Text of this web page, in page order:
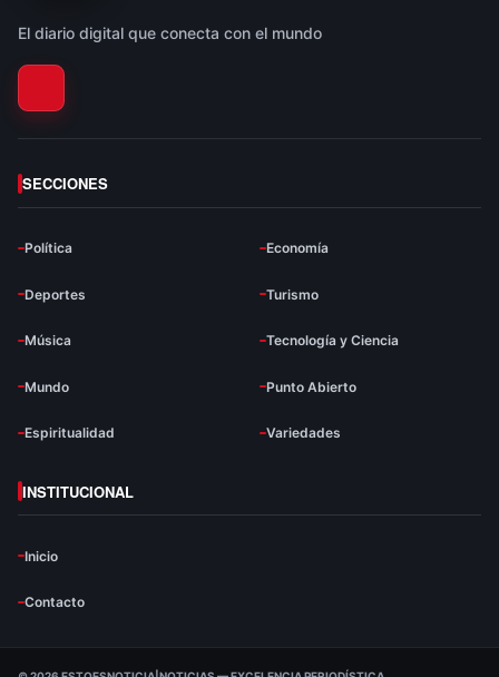
El diario digital que conecta con el mundo
SECCIONES
Política Economía
Deportes Turismo
Música Tecnología y Ciencia
Mundo Punto Abierto
Espiritualidad Variedades
INSTITUCIONAL
Inicio
Contacto